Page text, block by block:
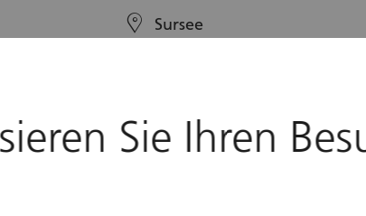
location
Sursee
Sie Ihren